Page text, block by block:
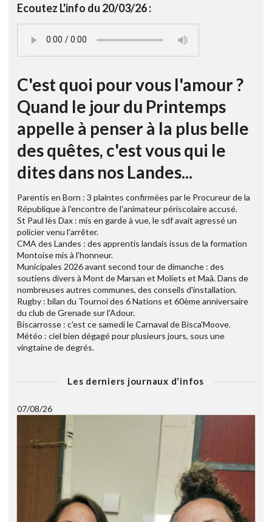
Ecoutez L'info du 20/03/26 :
C'est quoi pour vous l'amour ?
Quand le jour du Printemps
appelle à penser à la plus belle
des quêtes, c'est vous qui le
dites dans nos Landes...
Parentis en Born : 3 plaintes confirmées par le Procureur de la
République à l'encontre de l'animateur périscolaire accusé.
St Paul lès Dax : mis en garde à vue, le sdf avait agressé un
policier venu l'arrêter.
CMA des Landes : des apprentis landais issus de la formation
Montoise mis à l'honneur.
Municipales 2026 avant second tour de dimanche : des
soutiens divers à Mont de Marsan et Moliets et Maâ. Dans de
nombreuses autres communes, des conseils d'installation.
Rugby : bilan du Tournoi des 6 Nations et 60ème anniversaire
du club de Grenade sur l'Adour.
Biscarrosse : c'est ce samedi le Carnaval de Bisca'Moove.
Météo : ciel bien dégagé pour plusieurs jours, sous une
vingtaine de degrés.
Les derniers journaux d'infos
07/08/26